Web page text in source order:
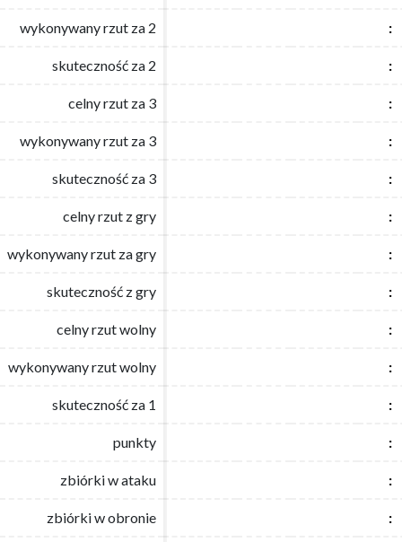
wykonywany rzut za 2 :
skuteczność za 2 :
celny rzut za 3 :
wykonywany rzut za 3 :
skuteczność za 3 :
celny rzut z gry :
wykonywany rzut za gry :
skuteczność z gry :
celny rzut wolny :
wykonywany rzut wolny :
skuteczność za 1 :
punkty :
zbiórki w ataku :
zbiórki w obronie :
wykonywany rzut za 2 :
skuteczność za 2 :
celny rzut za 3 :
wykonywany rzut za 3 :
skuteczność za 3 :
celny rzut z gry :
wykonywany rzut za gry :
skuteczność z gry :
celny rzut wolny :
wykonywany rzut wolny :
skuteczność za 1 :
punkty :
zbiórki w ataku :
zbiórki w obronie :